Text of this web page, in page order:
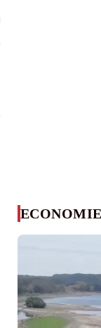
ECONOMIE